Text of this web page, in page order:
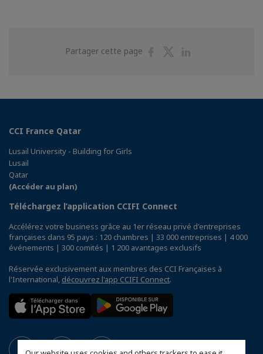
Partager cette page
PartagerPartager
CCI France Qatar
Lusail University - Building for Girls
Lusail
Qatar
(Accéder au plan)
Téléchargez l’application CCIFI Connect
Accélérez votre business grâce au 1er réseau privé d'entreprises
françaises dans 95 pays : 120 chambres | 33 000 entreprises | 4 000
événements | 300 comités | 1 200 avantages exclusifs
Réservée exclusivement aux membres des CCI Françaises à
l'International, découvrez l'app CCIFI Connect.